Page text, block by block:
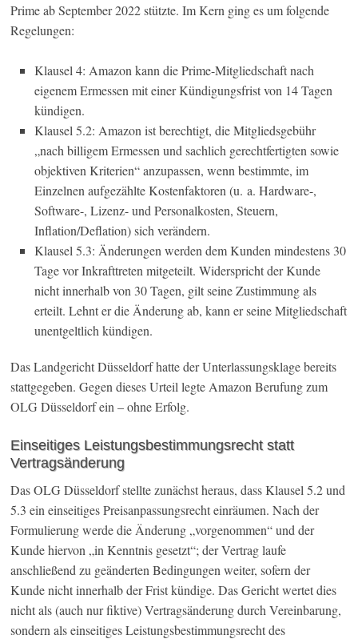
Prime ab September 2022 stützte. Im Kern ging es um folgende
Regelungen:
Klausel 4: Amazon kann die Prime-Mitgliedschaft nach
eigenem Ermessen mit einer Kündigungsfrist von 14 Tagen
kündigen.
Klausel 5.2: Amazon ist berechtigt, die Mitgliedsgebühr
„nach billigem Ermessen und sachlich gerechtfertigten sowie
objektiven Kriterien“ anzupassen, wenn bestimmte, im
Einzelnen aufgezählte Kostenfaktoren (u. a. Hardware-,
Software-, Lizenz- und Personalkosten, Steuern,
Inflation/Deflation) sich verändern.
Klausel 5.3: Änderungen werden dem Kunden mindestens 30
Tage vor Inkrafttreten mitgeteilt. Widerspricht der Kunde
nicht innerhalb von 30 Tagen, gilt seine Zustimmung als
erteilt. Lehnt er die Änderung ab, kann er seine Mitgliedschaft
unentgeltlich kündigen.
Das Landgericht Düsseldorf hatte der Unterlassungsklage bereits
stattgegeben. Gegen dieses Urteil legte Amazon Berufung zum
OLG Düsseldorf ein – ohne Erfolg.
Einseitiges Leistungsbestimmungsrecht statt
Vertragsänderung
Das OLG Düsseldorf stellte zunächst heraus, dass Klausel 5.2 und
5.3 ein einseitiges Preisanpassungsrecht einräumen. Nach der
Formulierung werde die Änderung „vorgenommen“ und der
Kunde hiervon „in Kenntnis gesetzt“; der Vertrag laufe
anschließend zu geänderten Bedingungen weiter, sofern der
Kunde nicht innerhalb der Frist kündige. Das Gericht wertet dies
nicht als (auch nur fiktive) Vertragsänderung durch Vereinbarung,
sondern als einseitiges Leistungsbestimmungsrecht des